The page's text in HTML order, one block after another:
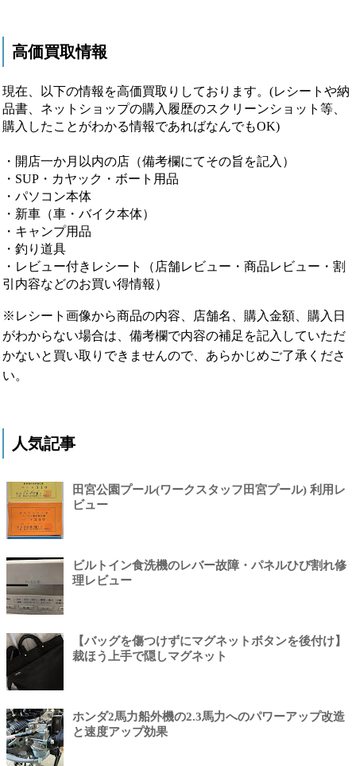
高価買取情報
現在、以下の情報を高価買取りしております。(レシートや納
品書、ネットショップの購入履歴のスクリーンショット等、
購入したことがわかる情報であればなんでもOK)
・開店一か月以内の店（備考欄にてその旨を記入）
・SUP・カヤック・ボート用品
・パソコン本体
・新車（車・バイク本体）
・キャンプ用品
・釣り道具
・レビュー付きレシート（店舗レビュー・商品レビュー・割
引内容などのお買い得情報）
※レシート画像から商品の内容、店舗名、購入金額、購入日
がわからない場合は、備考欄で内容の補足を記入していただ
かないと買い取りできませんので、あらかじめご了承くださ
い。
人気記事
田宮公園プール(ワークスタッフ田宮プール) 利用レ
ビュー
ビルトイン食洗機のレバー故障・パネルひび割れ修
理レビュー
【バッグを傷つけずにマグネットボタンを後付け】
裁ほう上手で隠しマグネット
ホンダ2馬力船外機の2.3馬力へのパワーアップ改造
と速度アップ効果